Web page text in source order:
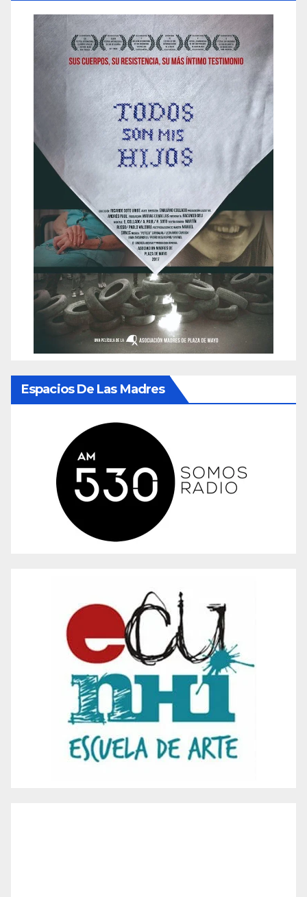
Espacios De Las Madres